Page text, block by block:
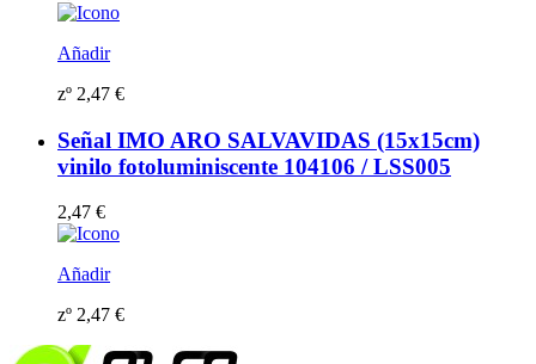
Añadir
zº 2,47 €
Señal IMO ARO SALVAVIDAS (15x15cm)
vinilo fotoluminiscente 104106 / LSS005
2,47 €
Añadir
zº 2,47 €